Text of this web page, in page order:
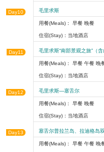
Day10 毛里求斯
用餐(Meals)： 早餐 晚餐
住宿(Stay)：当地酒店
Day11 毛里求斯“南部景观之旅”（含
用餐(Meals)： 早餐 午餐 晚
住宿(Stay)：当地酒店
Day12 毛里求斯—塞舌尔
用餐(Meals)： 早餐 晚餐
住宿(Stay)：当地酒店
Day13 塞舌尔普拉兰岛、拉迪格岛
用餐(Meals)： 早餐 午餐 晚